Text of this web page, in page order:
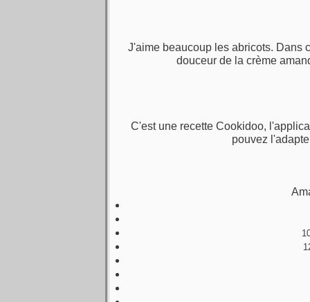
J'aime beaucoup les abricots. Dans
douceur de la crème
C'est une recette Cookidoo,
pouvez